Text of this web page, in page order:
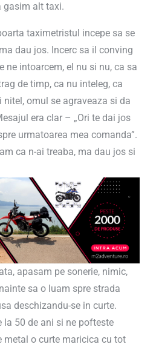
gasim alt taxi.
taximetristul incepe sa se
dau jos. Incerc sa il conving
ne intoarcem, el nu si nu, ca sa
de timp, ca nu inteleg, ca
nitel, omul se agraveaza si da
era clar – „Ori te dai jos
urmatoarea mea comanda”.
ca n-ai treaba, ma dau jos si
apasam pe sonerie, nimic,
sa o luam spre strada
deschizandu-se in curte.
la 50 de ani si ne pofteste
metal o curte maricica cu tot